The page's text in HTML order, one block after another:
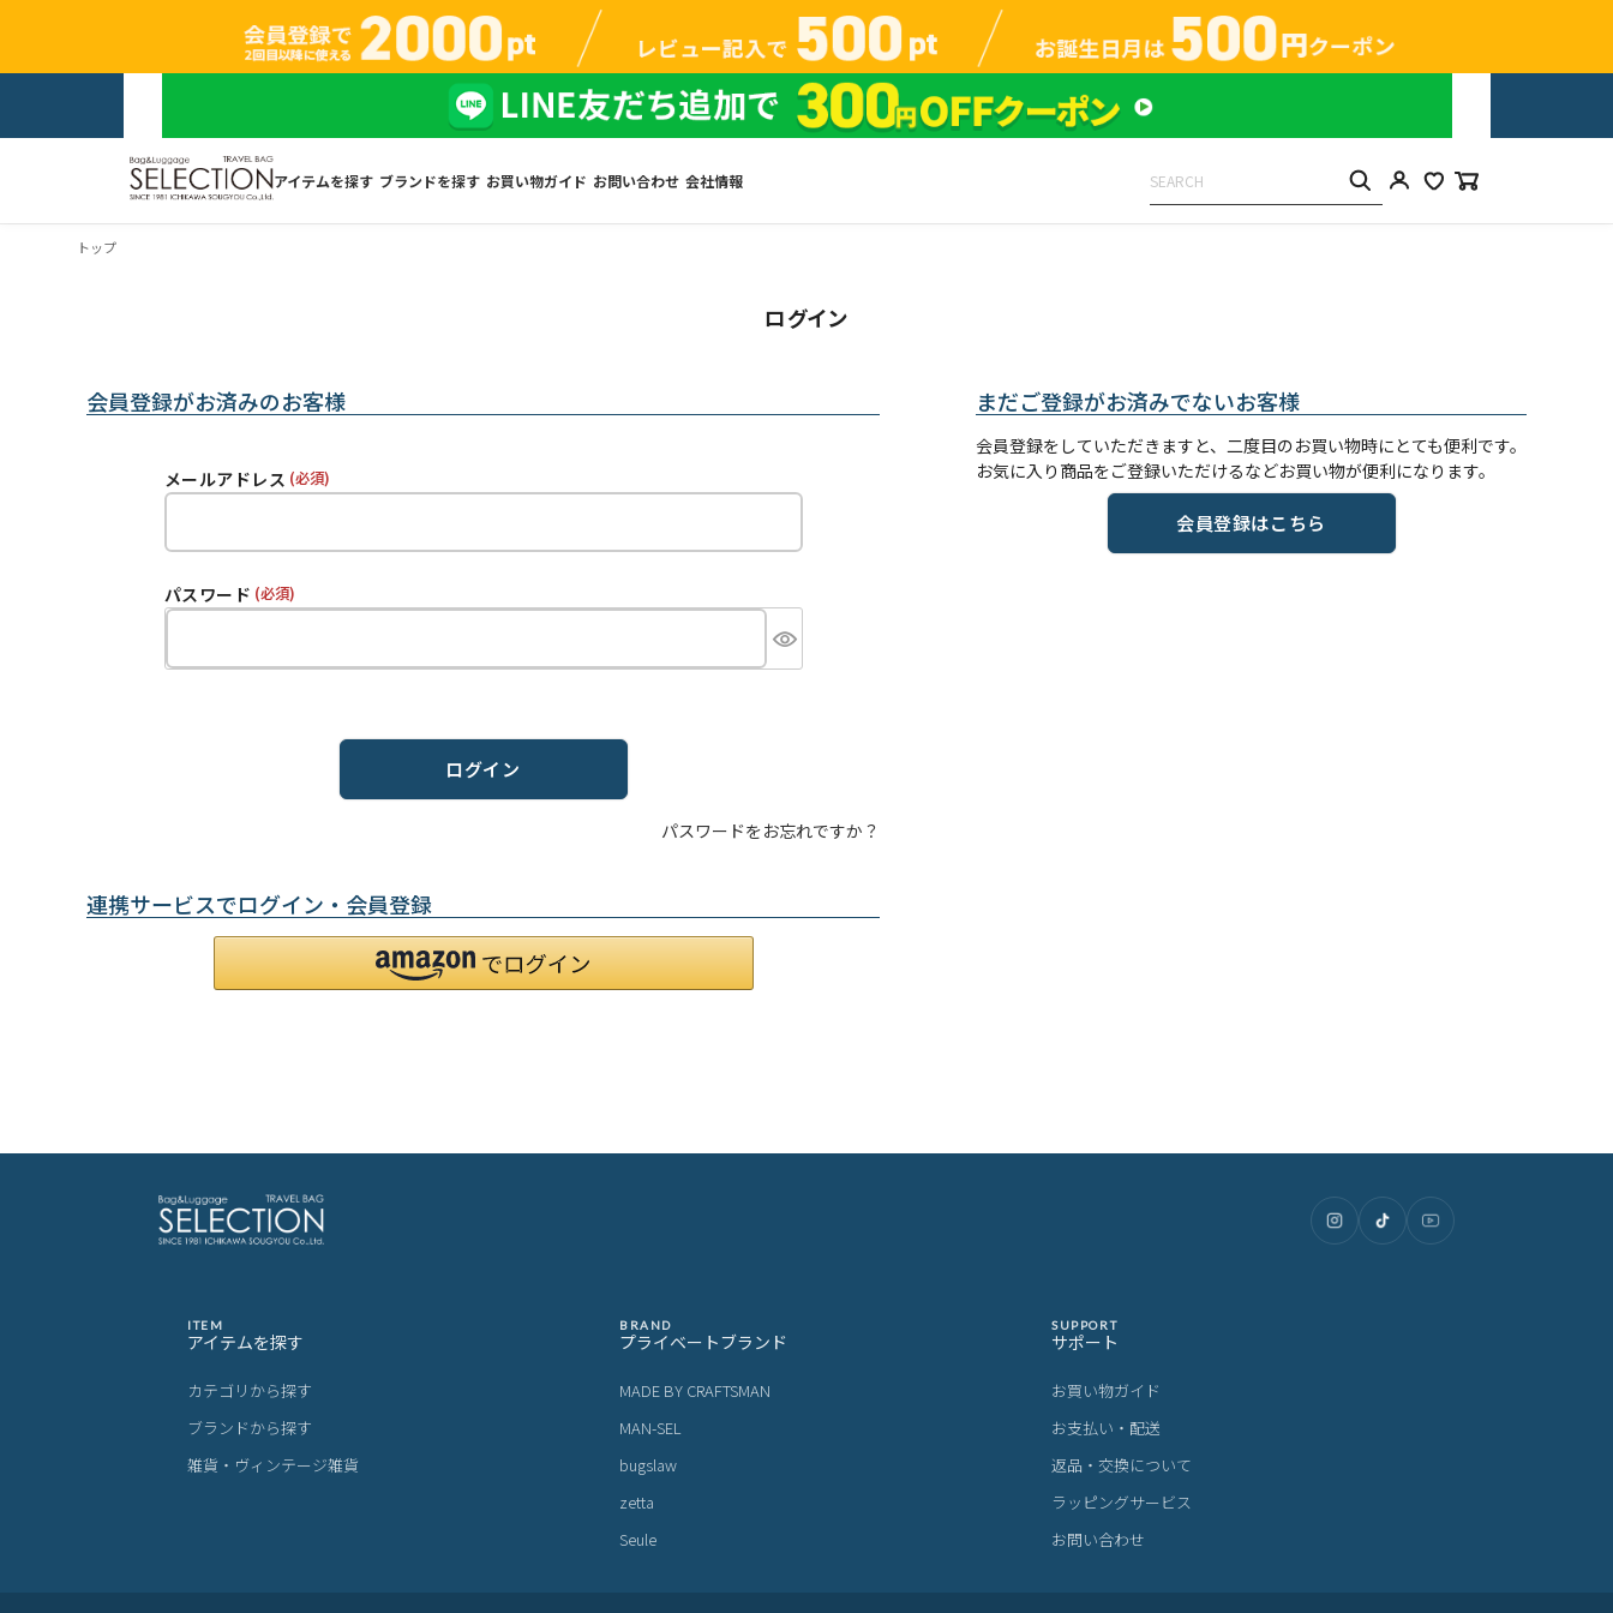
アイテムを探す ブランドを探す お買い物ガイド お問い合わせ 会社情報
トップ
ログイン
会員登録がお済みのお客様
メールアドレス (必須)
パスワード (必須)
ログイン
パスワードをお忘れですか？
連携サービスでログイン・会員登録
まだご登録がお済みでないお客様
会員登録をしていただきますと、二度目のお買い物時にとても便利です。
お気に入り商品をご登録いただけるなどお買い物が便利になります。
会員登録はこちら
ITEM
アイテムを探す
カテゴリから探す
ブランドから探す
雑貨・ヴィンテージ雑貨
BRAND
プライベートブランド
MADE BY CRAFTSMAN
MAN-SEL
bugslaw
zetta
Seule
SUPPORT
サポート
お買い物ガイド
お支払い・配送
返品・交換について
ラッピングサービス
お問い合わせ